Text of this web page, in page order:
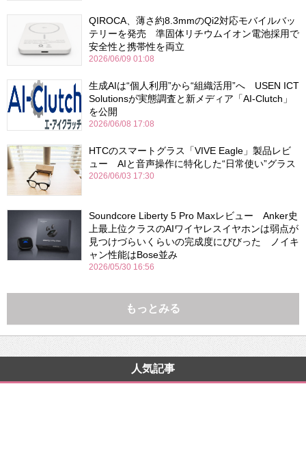
QIROCA、薄さ約8.3mmのQi2対応モバイルバッ
テリーを発売 準固体リチウムイオン電池採用で
安全性と携帯性を両立
2026/06/09 01:08
生成AIは“個人利用”から“組織活用”へ USEN ICT
Solutionsが実態調査と新メディア「AI-Clutch」
を公開
2026/06/08 17:08
HTCのスマートグラス「VIVE Eagle」製品レビ
ュー AIと音声操作に特化した“日常使い”グラス
2026/06/03 17:30
Soundcore Liberty 5 Pro Maxレビュー Anker史
上最上位クラスのAIワイヤレスイヤホンは弱点が
見つけづらいくらいの完成度にびびった ノイキ
ャン性能はBose並み
2026/05/30 16:56
もっとみる
人気記事